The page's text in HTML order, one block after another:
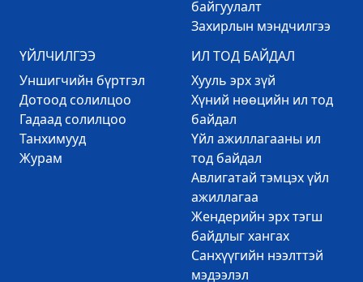
байгуулалт
Захирлын мэндчилгээ
ҮЙЛЧИЛГЭЭ
Уншигчийн бүртгэл
Дотоод солилцоо
Гадаад солилцоо
Танхимууд
Журам
ИЛ ТОД БАЙДАЛ
Хууль эрх зүй
Хүний нөөцийн ил тод
байдал
Үйл ажиллагааны ил
тод байдал
Авлигатай тэмцэх үйл
ажиллагаа
Жендерийн эрх тэгш
байдлыг хангах
Санхүүгийн нээлттэй
мэдээлэл